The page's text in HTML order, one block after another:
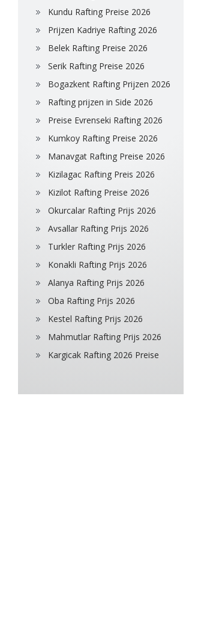
Kundu Rafting Preise 2026
Prijzen Kadriye Rafting 2026
Belek Rafting Preise 2026
Serik Rafting Preise 2026
Bogazkent Rafting Prijzen 2026
Rafting prijzen in Side 2026
Preise Evrenseki Rafting 2026
Kumkoy Rafting Preise 2026
Manavgat Rafting Preise 2026
Kizilagac Rafting Preis 2026
Kizilot Rafting Preise 2026
Okurcalar Rafting Prijs 2026
Avsallar Rafting Prijs 2026
Turkler Rafting Prijs 2026
Konakli Rafting Prijs 2026
Alanya Rafting Prijs 2026
Oba Rafting Prijs 2026
Kestel Rafting Prijs 2026
Mahmutlar Rafting Prijs 2026
Kargicak Rafting 2026 Preise